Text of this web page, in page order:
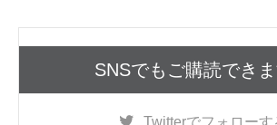
SNSでもご購読できま
Twitterでフォローす